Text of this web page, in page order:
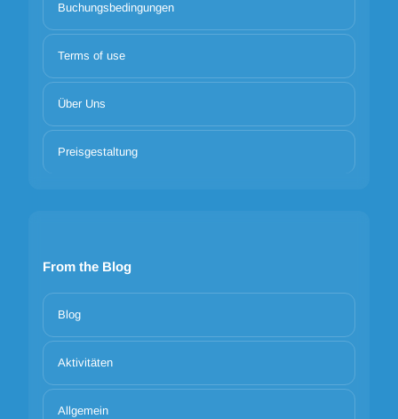
Buchungsbedingungen
Terms of use
Über Uns
Preisgestaltung
From the Blog
Blog
Aktivitäten
Allgemein